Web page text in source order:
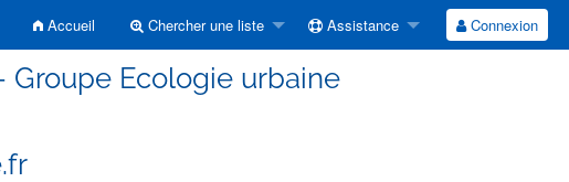
Accueil Chercher une liste Assistance Connexion
Ecologie urbaine